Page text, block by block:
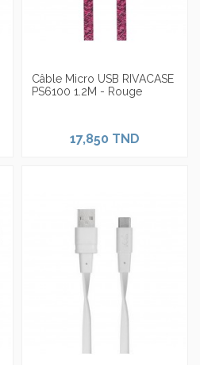
Câble Micro USB RIVACASE
PS6100 1.2M - Rouge
17,850 TND